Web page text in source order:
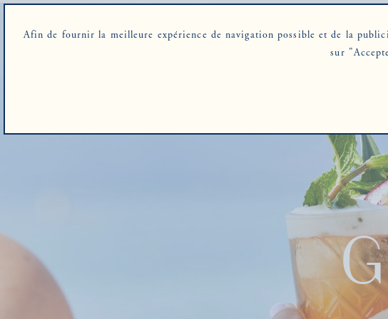
Afin de fournir la meilleure expérience de navigation possible et de la
sur